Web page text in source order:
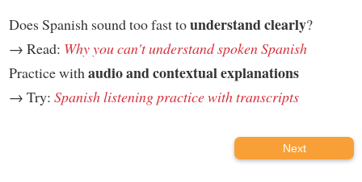
Does Spanish sound too fast tounderstand clearly?
→ Read: Why you can't understand spoken Spanish
Practice with audio and contextual explanations
→ Try: Spanish listening practice with transcripts
Next